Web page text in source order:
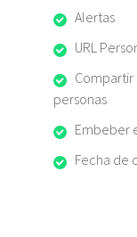
Alertas
URL
personas
Embeber
Fecha de